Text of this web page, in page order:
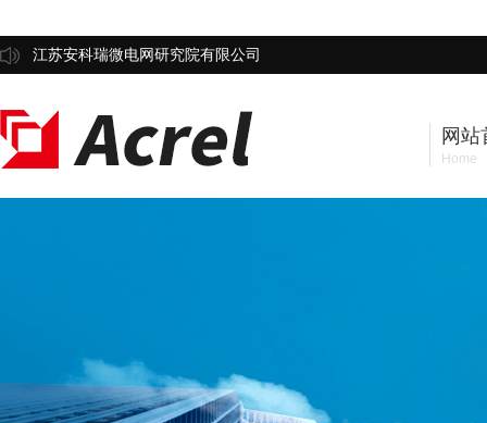
江苏安科瑞微电网研究院有限公司
网站
Home